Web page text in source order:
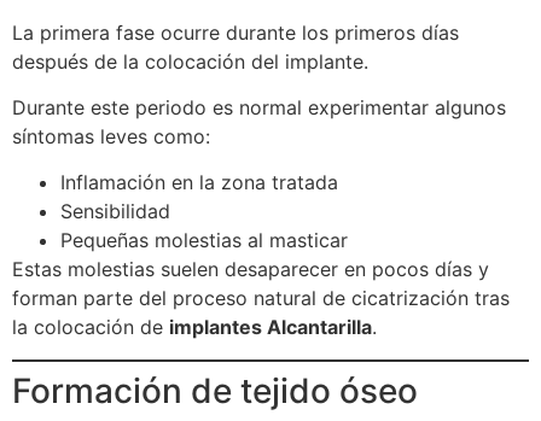
La primera fase ocurre durante los primeros días
después de la colocación del implante.
Durante este periodo es normal experimentar algunos
síntomas leves como:
Inflamación en la zona tratada
Sensibilidad
Pequeñas molestias al masticar
Estas molestias suelen desaparecer en pocos días y
forman parte del proceso natural de cicatrización tras
la colocación de implantes Alcantarilla.
Formación de tejido óseo